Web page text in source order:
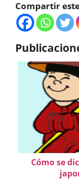
Compartir
Cómo se